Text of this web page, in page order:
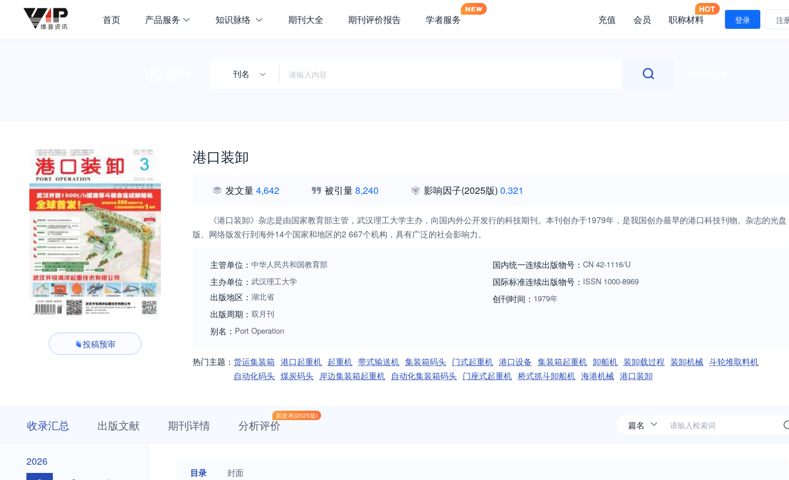
首页 产品服务 知识脉络 期刊大全 期刊评价报告 学者服务 充值 会员 职称材料 登录 注
刊名
投稿预审
港口装卸
发文量4,642 被引量8,240 影响因子(2025版) 0.321
《港口装卸》杂志是由国家教育部主管，武汉理工大学主办，向国内外公开发行的科技期刊。本刊创办于1979年，是我国创办最早的港口科技刊物。杂志的光盘
版、网络版发行到海外14个国家和地区的2 667个机构，具有广泛的社会影响力。
主管单位： 中华人民共和国教育部
主办单位： 武汉理工大学
出版地区： 湖北省
出版周期： 双月刊
别名： Port Operation
国内统一连续出版物号： CN 42-1116/U
国际标准连续出版物号 ： ISSN 1000-8969
创刊时间： 1979年
热门主题： 货运集装箱 港口起重机 起重机 带式输送机 集装箱码头 门式起重机 港口设备 集装箱起重机 卸船机 装卸载过程 装卸机械 斗轮堆取料机
自动化码头 煤炭码头 岸边集装箱起重机 自动化集装箱码头 门座式起重机 桥式抓斗卸船机 海港机械 港口装卸
收录汇总 出版文献 期刊详情
新发布(2025版)
分析评价
2026
2026
目录 封面